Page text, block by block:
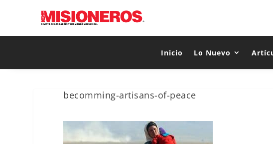
Inicio Lo Nuevo
becomming-artisans-of-peace